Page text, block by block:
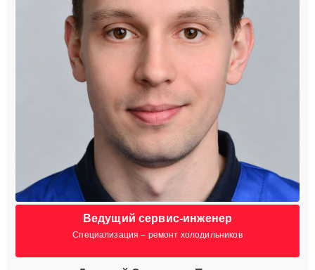
Ведущий сервис-инженер
Специализация – ремонт холодильников